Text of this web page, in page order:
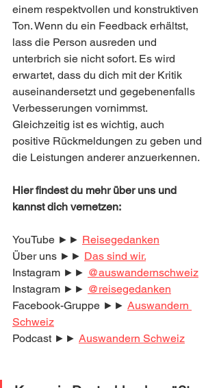
einem respektvollen und konstruktiven
Ton. Wenn du ein Feedback erhältst,
lass die Person ausreden und
unterbrich sie nicht sofort. Es wird
erwartet, dass du dich mit der Kritik
auseinandersetzt und gegebenenfalls
Verbesserungen vornimmst.
Gleichzeitig ist es wichtig, auch
positive Rückmeldungen zu geben und
die Leistungen anderer anzuerkennen.
Hier findest du mehr über uns und
kannst dich vernetzen:
YouTube ►► Reisegedanken
Über uns ►► Das sind wir.
Instagram ►► @auswandernschweiz
Instagram ►► @reisegedanken
Facebook-Gruppe ►► Auswandern
Schweiz
Podcast ►► Auswandern Schweiz